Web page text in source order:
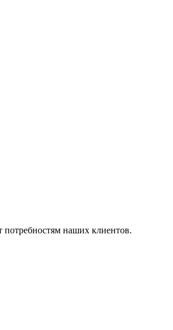
потребностям наших клиентов.